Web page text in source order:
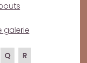
galerie
Q
R